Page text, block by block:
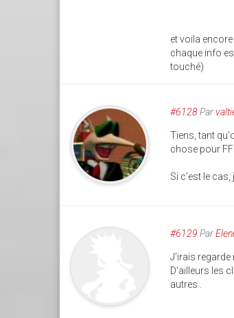
et voila
chaque info
touché)
#6128Par
Tiens, tant
chose pour
Si c'est le cas,
#6129 Par
J'irais regarde
D'ailleurs les
autres .